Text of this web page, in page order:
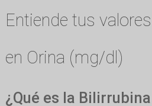
Entiende tus
en Orina (mg/dl)
¿Qué es la